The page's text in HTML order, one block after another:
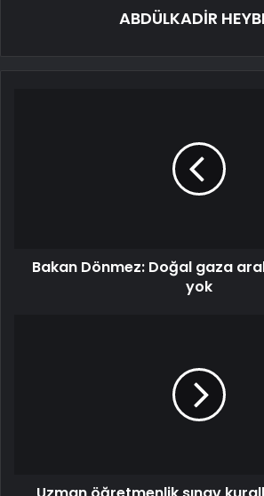
ABDÜLKADİR
Bakan Dönmez: Doğal gaza
yok